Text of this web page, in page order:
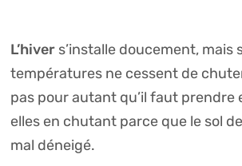
L’hivers’installe doucement, mais
températures ne cessent de
pas pour autant qu’il faut prendre
elles en chutant parce que le sol
mal déneigé.